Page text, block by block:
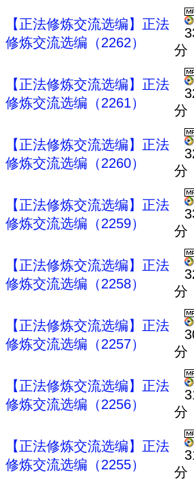
【正法修炼交流选编】正法
修炼交流选编（2262）
分
【正法修炼交流选编】正法
修炼交流选编（2261）
分
【正法修炼交流选编】正法
修炼交流选编（2260）
分
【正法修炼交流选编】正法
修炼交流选编（2259）
分
【正法修炼交流选编】正法
修炼交流选编（2258）
分
【正法修炼交流选编】正法
修炼交流选编（2257）
分
【正法修炼交流选编】正法
修炼交流选编（2256）
分
【正法修炼交流选编】正法
修炼交流选编（2255）
分